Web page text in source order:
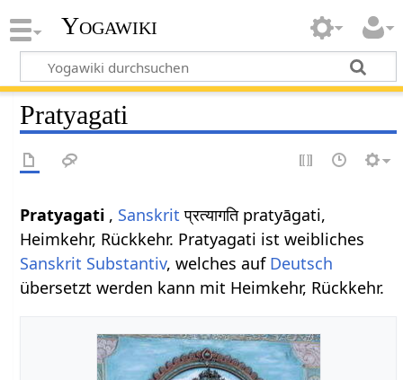
Yogawiki
Pratyagati
Pratyagati , Sanskrit प्रत्यागति pratyāgati,
Heimkehr, Rückkehr. Pratyagati ist weibliches
Sanskrit Substantiv, welches auf Deutsch
übersetzt werden kann mit Heimkehr, Rückkehr.